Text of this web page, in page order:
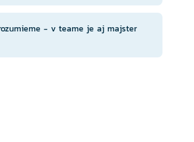
- v teame je aj majster